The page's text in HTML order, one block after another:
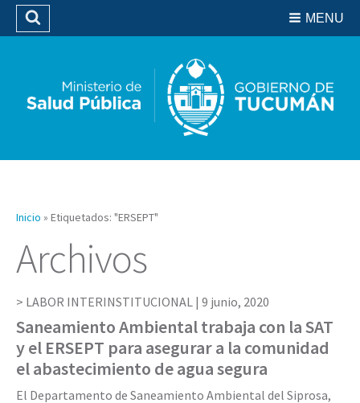
Biblioteca
MENU
Buscar
Inicio » Etiquetados: "ERSEPT"
Archivos
LABOR INTERINSTITUCIONAL | 9 junio, 2020
Saneamiento Ambiental trabaja con la SAT
y el ERSEPT para asegurar a la comunidad
el abastecimiento de agua segura
El Departamento de Saneamiento Ambiental del Siprosa,